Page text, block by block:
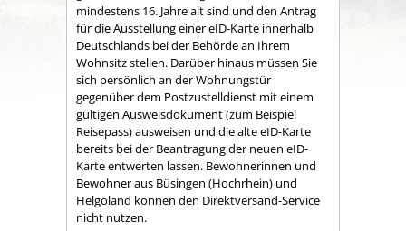
mindestens 16. Jahre alt sind und den Antrag
für die Ausstellung einer eID-Karte innerhalb
Deutschlands bei der Behörde an Ihrem
Wohnsitz stellen. Darüber hinaus müssen Sie
sich persönlich an der Wohnungstür
gegenüber dem Postzustelldienst mit einem
gültigen Ausweisdokument (zum Beispiel
Reisepass) ausweisen und die alte eID-Karte
bereits bei der Beantragung der neuen eID-
Karte entwerten lassen. Bewohnerinnen und
Bewohner aus Büsingen (Hochrhein) und
Helgoland können den Direktversand-Service
nicht nutzen.